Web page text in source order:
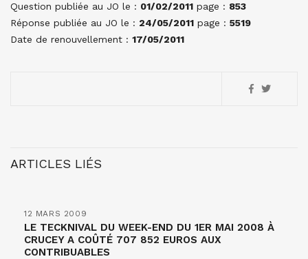
Question publiée au JO le : 01/02/2011 page : 853
Réponse publiée au JO le : 24/05/2011 page : 5519
Date de renouvellement : 17/05/2011
ARTICLES LIÉS
12 MARS 2009
LE TECKNIVAL DU WEEK-END DU 1ER MAI 2008 À
CRUCEY A COÛTÉ 707 852 EUROS AUX
CONTRIBUABLES